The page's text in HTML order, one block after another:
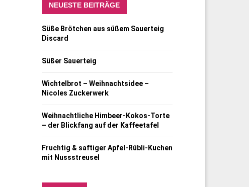
NEUESTE BEITRÄGE
Süße Brötchen aus süßem Sauerteig
Discard
Süßer Sauerteig
Wichtelbrot – Weihnachtsidee –
Nicoles Zuckerwerk
Weihnachtliche Himbeer-Kokos-Torte
– der Blickfang auf der Kaffeetafel
Fruchtig & saftiger Apfel-Rübli-Kuchen
mit Nussstreusel